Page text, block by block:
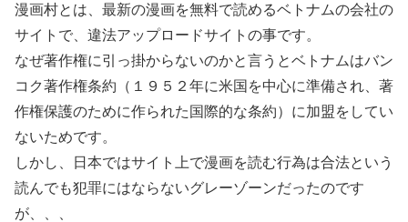
漫画村とは、最新の漫画を無料で読めるベトナムの会社の
サイトで、違法アップロードサイトの事です。
なぜ著作権に引っ掛からないのかと言うとベトナムはバン
コク著作権条約（１９５２年に米国を中心に準備され、著
作権保護のために作られた国際的な条約）に加盟をしてい
ないためです。
しかし、日本ではサイト上で漫画を読む行為は合法という
読んでも犯罪にはならないグレーゾーンだったのです
が、、、